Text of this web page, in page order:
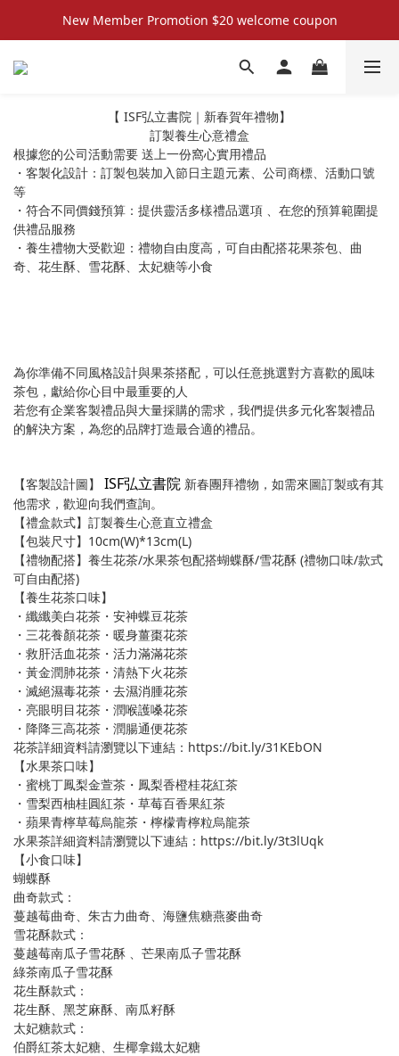
New Member Promotion $20 welcome coupon
New Member Promotion $20 welcome coupon
散水回禮禮物 滿件再折優惠🎉
New Member Promotion $20 welcome coupon
【 ISF弘立書院｜新春賀年禮物】
訂製養生心意禮盒
根據您的公司活動需要 送上一份窩心實用禮品
・客製化設計：訂製包裝加入節日主題元素、公司商標、活動口號
等
・符合不同價錢預算：提供靈活多樣禮品選項 、在您的預算範圍提
供禮品服務
・養生禮物大受歡迎：禮物自由度高，可自由配搭花果茶包、曲
奇、花生酥、雪花酥、太妃糖等小食
為你準備不同風格設計與果茶搭配，可以任意挑選對方喜歡的風味
茶包，獻給你心目中最重要的人
若您有企業客製禮品與大量採購的需求，我們提供多元化客製禮品
的解決方案，為您的品牌打造最合適的禮品。
【客製設計圖】 ISF弘立書院 新春團拜禮物，如需來圖訂製或有其
他需求，歡迎向我們查詢。
【禮盒款式】訂製養生心意直立禮盒
【包裝尺寸】10cm(W)*13cm(L)
【禮物配搭】養生花茶/水果茶包配搭蝴蝶酥/雪花酥 (禮物口味/款式
可自由配搭)
【養生花茶口味】
・纖纖美白花茶・安神蝶豆花茶
・三花養顏花茶・暖身薑棗花茶
・救肝活血花茶・活力滿滿花茶
・黃金潤肺花茶・清熱下火花茶
・滅絕濕毒花茶・去濕消腫花茶
・亮眼明目花茶・潤喉護嗓花茶
・降降三高花茶・潤腸通便花茶
花茶詳細資料請瀏覽以下連結：https://bit.ly/31KEbON
【水果茶口味】
・蜜桃丁鳳梨金萱茶・鳳梨香橙桂花紅茶
・雪梨西柚桂圓紅茶・草莓百香果紅茶
・蘋果青檸草莓烏龍茶・檸檬青檸粒烏龍茶
水果茶詳細資料請瀏覽以下連結：https://bit.ly/3t3lUqk
【小食口味】
蝴蝶酥
曲奇款式：
蔓越莓曲奇、朱古力曲奇、海鹽焦糖燕麥曲奇
雪花酥款式：
蔓越莓南瓜子雪花酥 、芒果南瓜子雪花酥
綠茶南瓜子雪花酥
花生酥款式：
花生酥、黑芝麻酥、南瓜籽酥
太妃糖款式：
伯爵紅茶太妃糖、生椰拿鐵太妃糖